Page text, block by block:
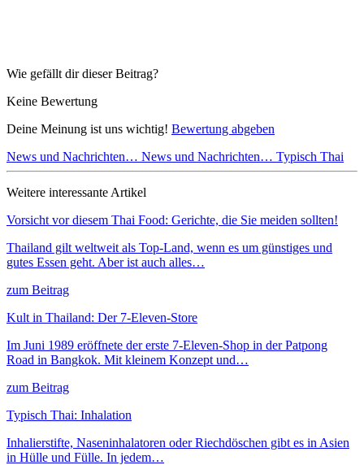
Wie gefällt dir dieser Beitrag?
Keine Bewertung
Deine Meinung ist uns wichtig! Bewertung abgeben
News und Nachrichten… News und Nachrichten… Typisch Thai
Weitere interessante Artikel
Vorsicht vor diesem Thai Food: Gerichte, die Sie meiden sollten!
Thailand gilt weltweit als Top-Land, wenn es um günstiges und
gutes Essen geht. Aber ist auch alles…
zum Beitrag
Kult in Thailand: Der 7-Eleven-Store
Im Juni 1989 eröffnete der erste 7-Eleven-Shop in der Patpong
Road in Bangkok. Mit kleinem Konzept und…
zum Beitrag
Typisch Thai: Inhalation
Inhalierstifte, Naseninhalatoren oder Riechdöschen gibt es in Asien
in Hülle und Fülle. In jedem…